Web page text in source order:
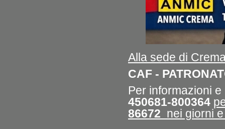
Alla sede di
CAF -
Per informazioni
450681-800364
86672 nei giorni